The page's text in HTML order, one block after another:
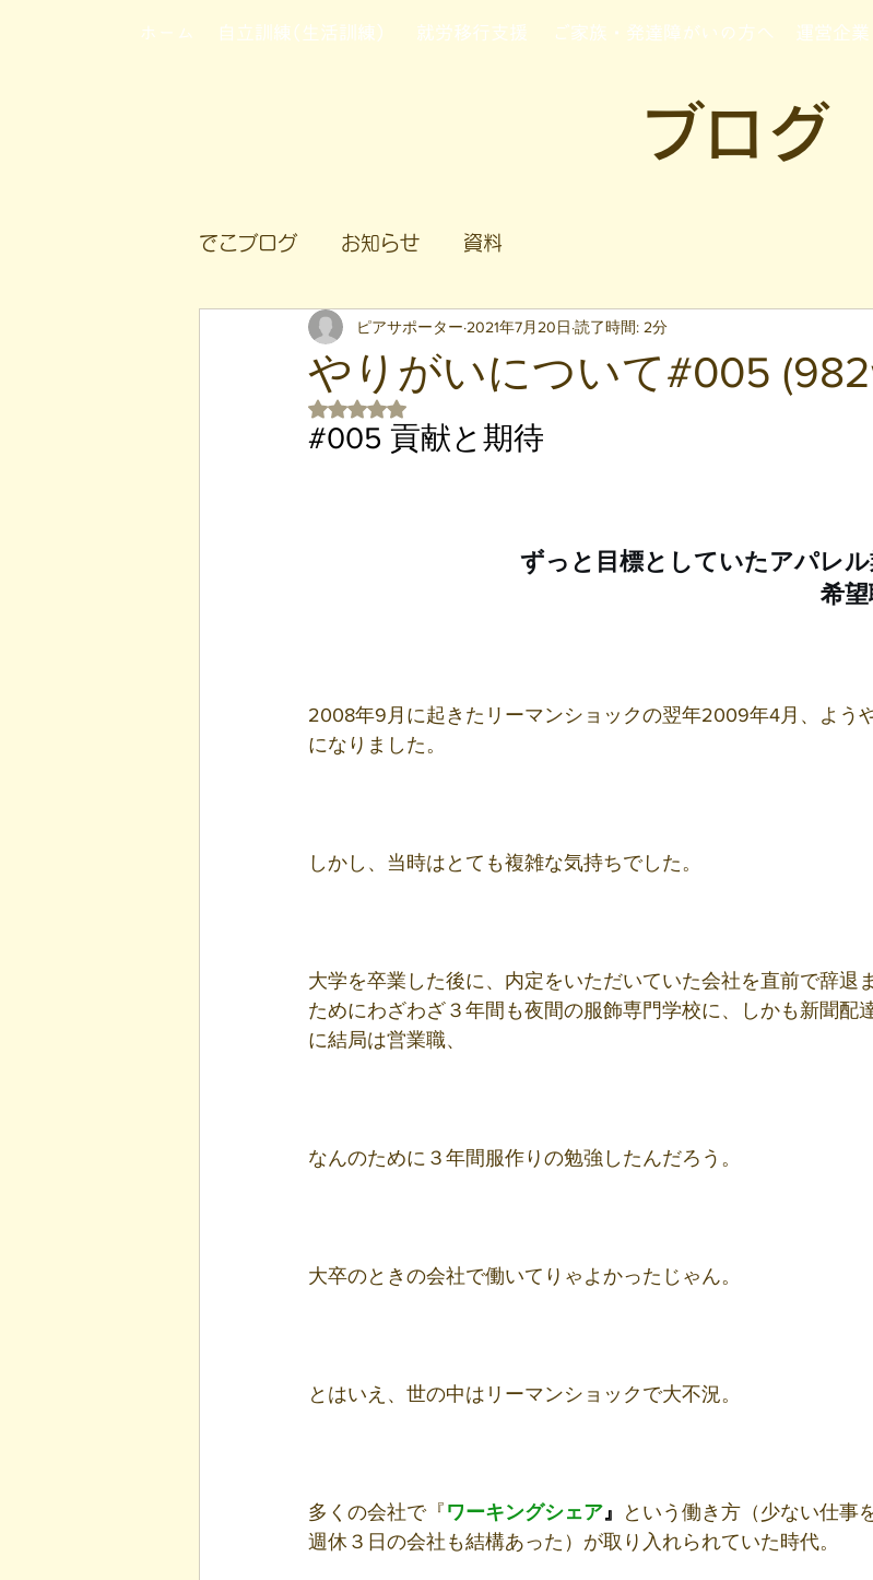
ホーム 自立訓練(生活訓練) 就労移行支援 ご家族・発達障がいの方へ 運営企業
ブログ
でこブログ お知らせ 資料
やりがいについて#005
ピアサポーター 2021年7月20日 読了時間: 2分
5つ星のうちNaNと評価されています。
#005 貢献と期待
ずっと目標としていたアパレル
希
2008年9月に起きたリーマンショックの翌年2009年4月、よう
になりました。
しかし、当時はとても複雑な気持ちでした。
大学を卒業した後に、内定をいただいていた会社を直前で辞退
ためにわざわざ３年間も夜間の服飾専門学校に、しかも新聞配
に結局は営業職、
なんのために３年間服作りの勉強したんだろう。
大卒のときの会社で働いてりゃよかったじゃん。
とはいえ、世の中はリーマンショックで大不況。
多くの会社で『 ワーキングシェア』
という働き方（少ない仕事
週休３日の会社も結構あった）が取り入れられていた時代。